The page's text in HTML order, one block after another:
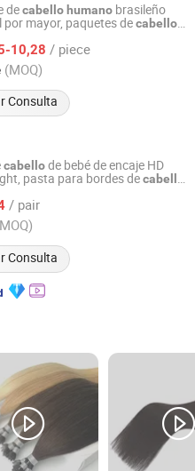
decabellohumano brasileño
por mayor, paquetes decabello
humanobaratas de doble
10,28 / piece
(MOQ)
Consulta
Co., Ltd.
Desde 2026
cabellode bebé de encaje HD
pasta para bordes decabello
/ pair
Consulta
2022